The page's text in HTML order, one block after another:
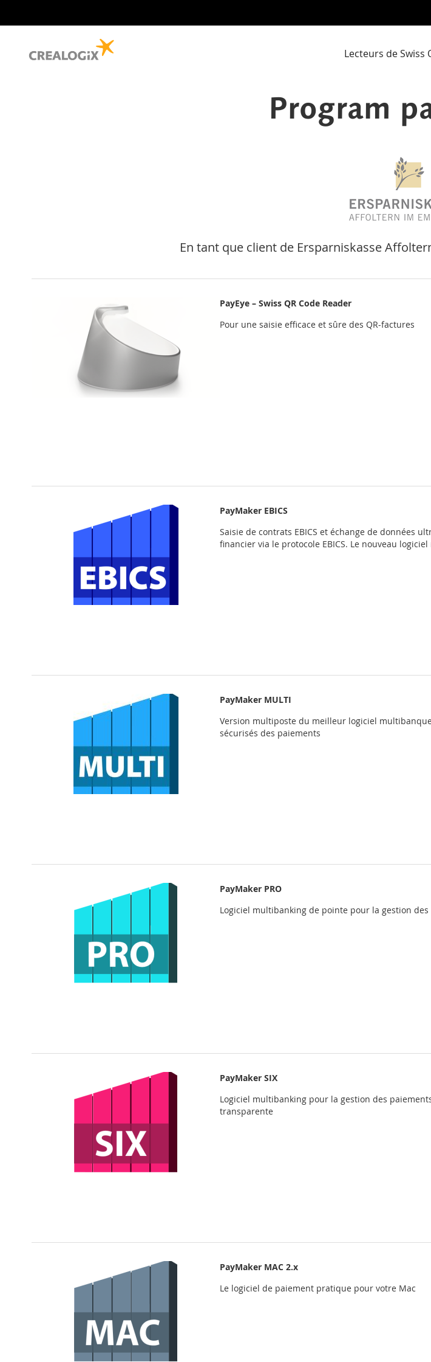
Lecteurs de Swiss
Program
En tant que client de Ersparniskasse
PayEye – Swiss QR Code Reader
Pour une saisie efficace et sûre des QR-factures
PayMaker EBICS
Saisie de contrats EBICS et échange de données
financier via le protocole EBICS. Le nouveau
PayMaker MULTI
Version multiposte du meilleur logiciel
sécurisés des paiements
PayMaker PRO
Logiciel multibanking de pointe pour la gestion
PayMaker SIX
Logiciel multibanking pour la gestion des
transparente
PayMaker MAC 2.x
Le logiciel de paiement pratique pour votre Mac